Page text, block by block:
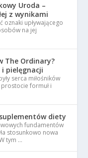
Uroda –
z wynikami
oznaki upływającego
na jej
The Ordinary?
pielęgnacji
serca miłośników
formuł i
diety
fundamentów
stosunkowo nowa
tym …